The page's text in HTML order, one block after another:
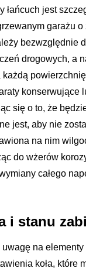
jest
garażu
bezwzględnie
drogowych, a
konserwujące
się o to, że
jest, aby nie
na nim
do wżerów
całego
i stanu
na
koła, które